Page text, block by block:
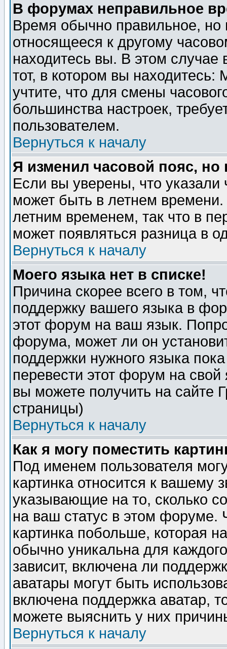
В форумах неправильное
Время обычно правильное,
относящееся к другому
находитесь вы. В этом
тот, в котором вы
учтите, что для смены
большинства настроек,
пользователем.
Вернуться к началу
Я изменил часовой пояс,
Если вы уверены, что указали
может быть в летнем
летним временем, так что в
может появляться разница в
Вернуться к началу
Моего языка нет в списке!
Причина скорее всего в том,
поддержку вашего языка в
этот форум на ваш язык.
форума, может ли он
поддержки нужного языка
перевести этот форум на
вы можете получить на сайте
страницы)
Вернуться к началу
Как я могу поместить
Под именем пользователя
картинка относится к вашему
указывающие на то, сколько
на ваш статус в этом форуме.
картинка побольше, которая
обычно уникальна для
зависит, включена ли
аватары могут быть
включена поддержка аватар,
можете выяснить у них
Вернуться к началу